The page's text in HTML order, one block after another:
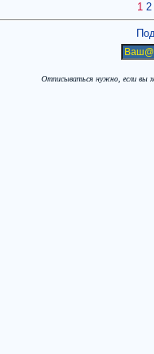
1 2
Отписываться нужно, если вы